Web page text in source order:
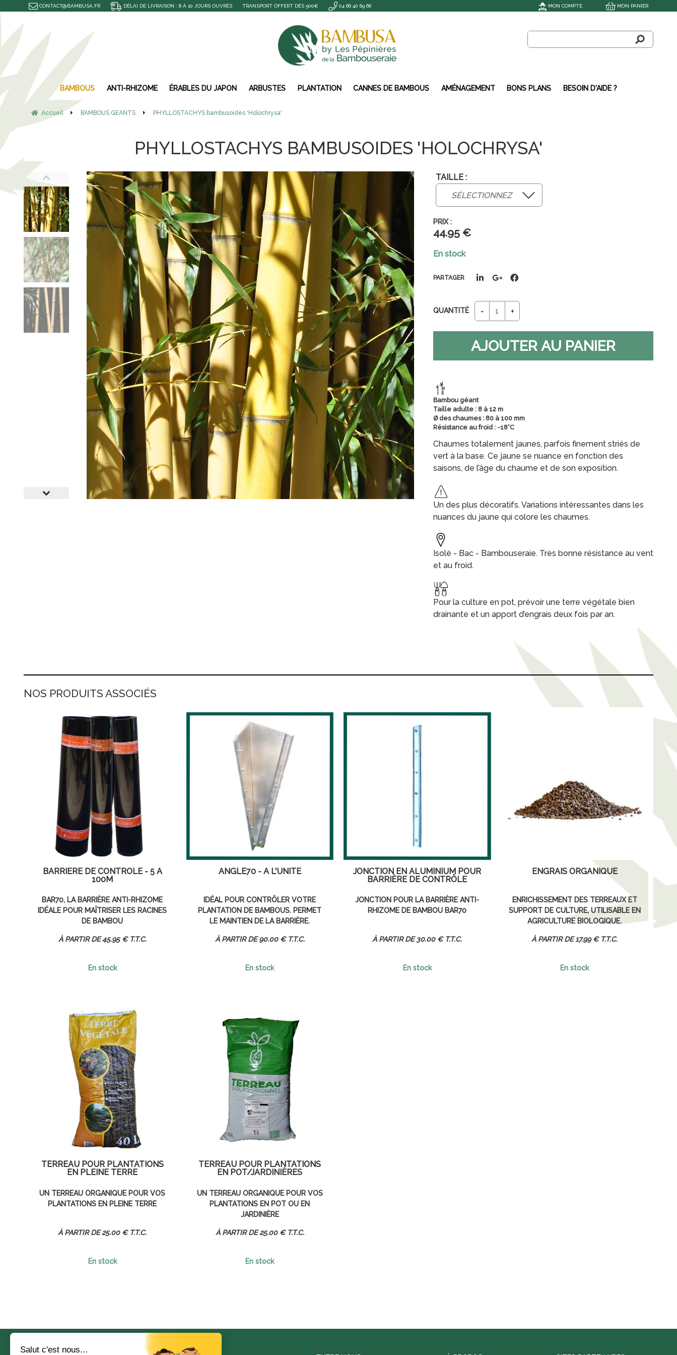
BAMBOUS ANTI-RHIZOME ÉRABLES DU JAPON ARBUSTES PLANTATION CANNES DE BAMBOUS AMÉNAGEMENT BONS PLANS BESOIN D'AIDE ?
Accueil BAMBOUS GEANTS PHYLLOSTACHYS bambusoides 'Holochrysa'
PHYLLOSTACHYS BAMBUSOIDES 'HOLOCHRYSA'
TAILLE :
44.95€
En stock
QUANTITÉ
PARTAGER
Bambou géant
Taille adulte : 8 à 12 m
Ø des chaumes : 80 à 100 mm
Résistance au froid : -18°C
Chaumes totalement jaunes, parfois finement striés de
vert à la base. Ce jaune se nuance en fonction des
saisons, de l’âge du chaume et de son exposition.
Un des plus décoratifs. Variations intéressantes dans les
nuances du jaune qui colore les chaumes.
Isolé - Bac - Bambouseraie. Très bonne résistance au vent
et au froid.
Pour la culture en pot, prévoir une terre végétale bien
drainante et un apport d’engrais deux fois par an.
NOS PRODUITS ASSOCIÉS
BARRIÈRE DE CONTRÔLE - 5 À
100M
BAR70, LA BARRIÈRE ANTI-RHIZOME
IDÉALE POUR MAÎTRISER LES RACINES
DE BAMBOU
45.95 € T.T.C.
En stock
ANGLE70 - À L'UNITÉ
IDÉAL POUR CONTRÔLER VOTRE
PLANTATION DE BAMBOUS. PERMET
LE MAINTIEN DE LA BARRIÈRE.
90.00 € T.T.C.
En stock
JONCTION EN ALUMINIUM POUR
BARRIÈRE DE CONTRÔLE
JONCTION POUR LA BARRIÈRE ANTI-
RHIZOME DE BAMBOU BAR70
30.00 € T.T.C.
En stock
ENGRAIS ORGANIQUE
ENRICHISSEMENT DES TERREAUX ET
SUPPORT DE CULTURE, UTILISABLE EN
AGRICULTURE BIOLOGIQUE.
17.99 € T.T.C.
En stock
TERREAU POUR PLANTATIONS
EN PLEINE TERRE
UN TERREAU ORGANIQUE POUR VOS
PLANTATIONS EN PLEINE TERRE
25.00 € T.T.C.
En stock
TERREAU POUR PLANTATIONS
EN POT/JARDINIÈRES
UN TERREAU ORGANIQUE POUR VOS
PLANTATIONS EN POT OU EN
JARDINIÈRE
25.00 € T.T.C.
En stock
MON COMPTE MON PANIER
CONTACT@BAMBUSA.FR DÉLAI DE LIVRAISON : 8 À 10 JOURS OUVRÉS TRANSPORT OFFERT DÈS 500€ 04 66 40 69 66